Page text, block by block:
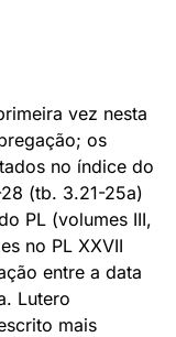
vez nesta
os
no índice do
(tb. 3.21-25a)
PL (volumes III,
no PL XXVII
entre a data
Lutero
mais